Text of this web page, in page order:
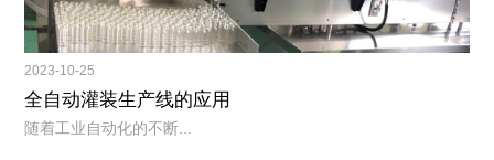
2023-10-25
全自动灌装生产线的应用
随着工业自动化的不断...